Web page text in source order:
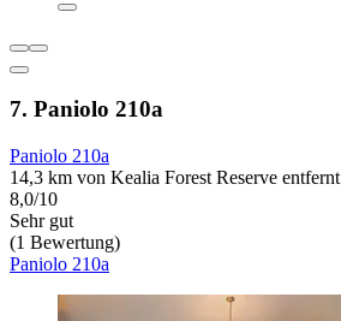
7. Paniolo 210a
Paniolo 210a
14,3 km von Kealia Forest Reserve entfernt
8,0/10
Sehr gut
(1 Bewertung)
Paniolo 210a